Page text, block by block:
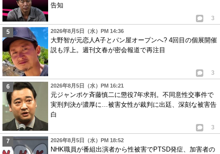
告知
3
2026年8月5日（水）PM 14:36
大野智が元恋人A子とパン屋オープンへ? 4回目の個展開催
説も浮上。週刊文春が密会報道で再注目
3
2026年8月5日（水）PM 16:21
元ジャンポケ斉藤慎二に懲役7年求刑。不同意性交事件で
実刑判決が濃厚に…被害女性が裁判に出廷、深刻な被害告
白
3
2026年8月5日（水）PM 18:52
NHK職員が番組出演者から性被害でPTSD発症、加害者の